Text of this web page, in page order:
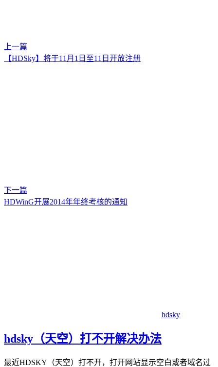
上一篇
【HDSky】将于11月1日至11日开放注册
下一篇
HDWinG开展2014年年终考核的通知
hdsky
hdsky（天空）打不开解决办法
最近HDSKY（天空）打不开，打开网站显示空白或者域名过